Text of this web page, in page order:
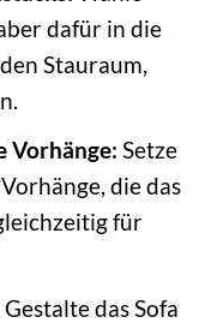
dafür in die
Stauraum,
Vorhänge: Setze
die das
für
Gestalte das Sofa